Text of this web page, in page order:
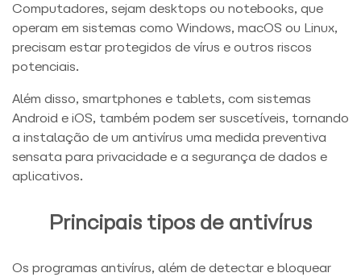
Computadores, sejam desktops ou notebooks, que
operam em sistemas como Windows, macOS ou Linux,
precisam estar protegidos de vírus e outros riscos
potenciais.
Além disso, smartphones e tablets, com sistemas
Android e iOS, também podem ser suscetíveis, tornando
a instalação de um antivírus uma medida preventiva
sensata para privacidade e a segurança de dados e
aplicativos.
Principais tipos de antivírus
Os programas antivírus, além de detectar e bloquear